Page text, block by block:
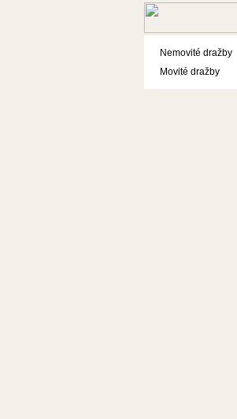
Nemovité dražby
Movité dražby